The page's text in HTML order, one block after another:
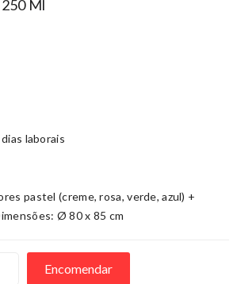
Ml
laborais
pastel (creme, rosa, verde, azul) +
Ø 80 x 85 cm
Encomendar